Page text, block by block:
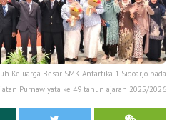
Keluarga Besar SMK Antartika 1 Sidoarjo pada
Purnawiyata ke 49 tahun ajaran 2025/2026